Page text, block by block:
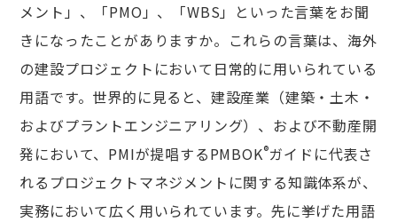
メント」、「PMO」、「WBS」といった言葉をお聞
きになったことがありますか。これらの言葉は、海外
の建設プロジェクトにおいて日常的に用いられている
用語です。世界的に見ると、建設産業（建築・土木・
およびプラントエンジニアリング）、および不動産開
発において、PMIが提唱するPMBOK®ガイドに代表さ
れるプロジェクトマネジメントに関する知識体系が、
実務において広く用いられています。先に挙げた用語